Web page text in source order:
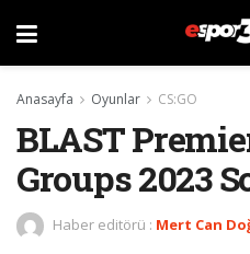
Anasayfa Oyunlar CS:GO
BLAST
Groups 2023
Haber editörü : Mert Can